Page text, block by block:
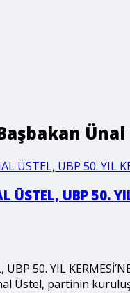
ÜSTEL, UBP 50.
50. YIL
Üstel, partinin